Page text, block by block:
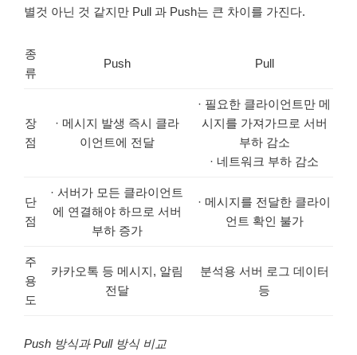
별것 아닌 것 같지만 Pull 과 Push는 큰 차이를 가진다.
종
류
Push Pull
장
점
· 메시지 발생 즉시 클라
이언트에 전달
· 필요한 클라이언트만 메
시지를 가져가므로 서버
부하 감소
· 네트워크 부하 감소
단
점
· 서버가 모든 클라이언트
에 연결해야 하므로 서버
부하 증가
· 메시지를 전달한 클라이
언트 확인 불가
주
용
도
카카오톡 등 메시지, 알림
전달
분석용 서버 로그 데이터
등
Push 방식과 Pull 방식 비교